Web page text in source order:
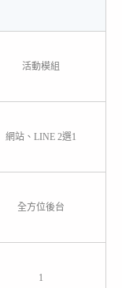
活動模組
網站、LINE 2選1
全方位後台
1